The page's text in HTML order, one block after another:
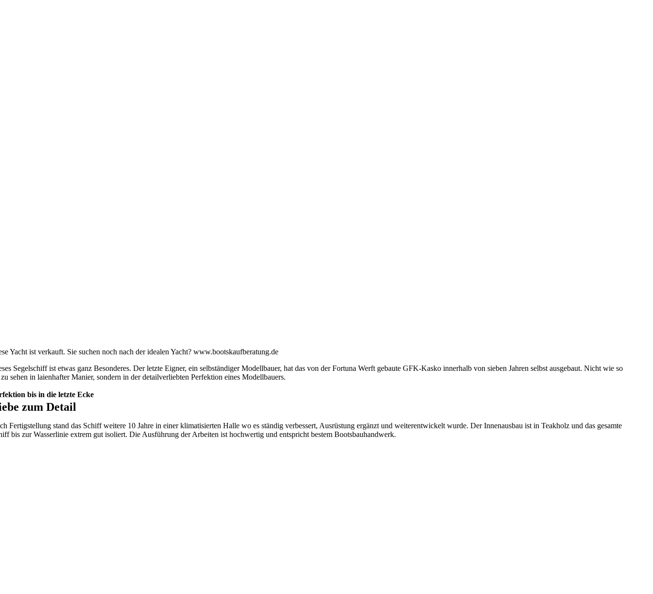
Yacht ist verkauft. Sie suchen noch nach der idealen Yacht? www.bootskaufberatung.de
Segelschiff ist etwas ganz Besonderes. Der letzte Eigner, ein selbständiger Modellbauer, hat das von der Fortuna Werft gebaute GFK-Kasko innerhalb von sieben Jahren selbst ausgebaut. Nicht wie so
sehen in laienhafter Manier, sondern in der detailverliebten Perfektion eines Modellbauers.
bis in die letzte Ecke
zum Detail
Fertigstellung stand das Schiff weitere 10 Jahre in einer klimatisierten Halle wo es ständig verbessert, Ausrüstung ergänzt und weiterentwickelt wurde. Der Innenausbau ist in Teakholz und das gesamte
bis zur Wasserlinie extrem gut isoliert. Die Ausführung der Arbeiten ist hochwertig und entspricht bestem Bootsbauhandwerk.